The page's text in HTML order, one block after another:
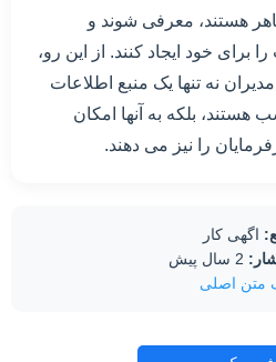
هستند، معرفی شوند و
خود ایجاد کنند. از این رو،
نه تنها یک منبع اطلاعات
بلکه به آنها امکان
را نیز می دهند.
اگهی کار
متن اصلی